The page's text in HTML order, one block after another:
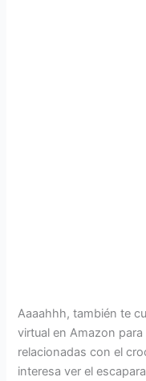
Aaaahhh, también te
virtual en Amazon
relacionadas con el
interesa ver el